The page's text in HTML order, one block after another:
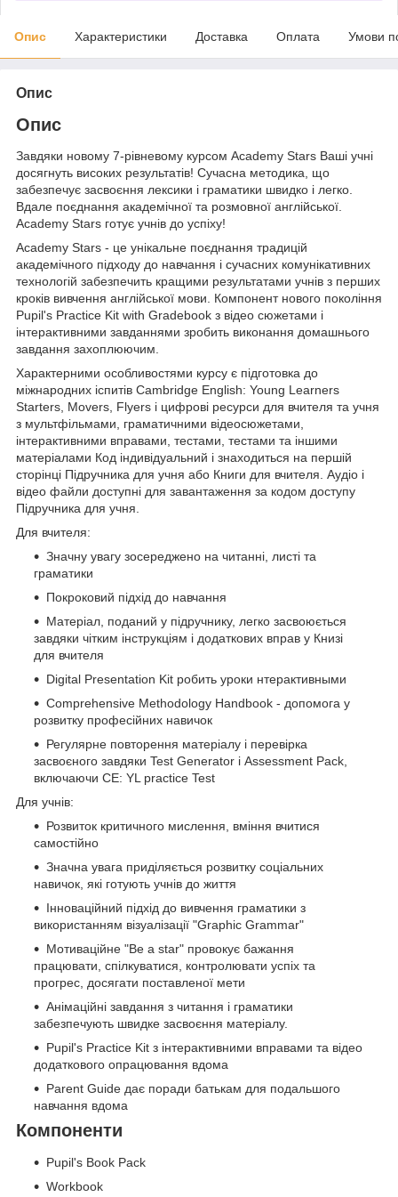
Опис Характеристики Доставка Оплата Умови
Опис
Опис
Завдяки новому 7-рівневому курсом Academy Stars Ваші учні
досягнуть високих результатів! Сучасна методика, що
забезпечує засвоєння лексики і граматики швидко і легко.
Вдале поєднання академічної та розмовної англійської.
Academy Stars готує учнів до успіху!
Academy Stars - це унікальне поєднання традицій
академічного підходу до навчання і сучасних комунікативних
технологій забезпечить кращими результатами учнів з перших
кроків вивчення англійської мови. Компонент нового покоління
Pupil's Practice Kit with Gradebook з відео сюжетами і
інтерактивними завданнями зробить виконання домашнього
завдання захоплюючим.
Характерними особливостями курсу є підготовка до
міжнародних іспитів Cambridge English: Young Learners
Starters, Movers, Flyers і цифрові ресурси для вчителя та учня
з мультфільмами, граматичними відеосюжетами,
інтерактивними вправами, тестами, тестами та іншими
матеріалами Код індивідуальний і знаходиться на першій
сторінці Підручника для учня або Книги для вчителя. Аудіо і
відео файли доступні для завантаження за кодом доступу
Підручника для учня.
Для вчителя:
Значну увагу зосереджено на читанні, листі та
граматики
Покроковий підхід до навчання
Матеріал, поданий у підручнику, легко засвоюється
завдяки чітким інструкціям і додаткових вправ у Книзі
для вчителя
Digital Presentation Kit робить уроки нтерактивными
Comprehensive Methodology Handbook - допомога у
розвитку професійних навичок
Регулярне повторення матеріалу і перевірка
засвоєного завдяки Test Generator і Assessment Pack,
включаючи CE: YL practice Test
Для учнів:
Розвиток критичного мислення, вміння вчитися
самостійно
Значна увага приділяється розвитку соціальних
навичок, які готують учнів до життя
Інноваційний підхід до вивчення граматики з
використанням візуалізації "Graphic Grammar"
Мотиваційне "Be a star" провокує бажання
працювати, спілкуватися, контролювати успіх та
прогрес, досягати поставленої мети
Анімаційні завдання з читання і граматики
забезпечують швидке засвоєння матеріалу.
Pupil's Practice Kit з інтерактивними вправами та відео
додаткового опрацювання вдома
Parent Guide дає поради батькам для подальшого
навчання вдома
Компоненти
Pupil's Book Pack
Workbook